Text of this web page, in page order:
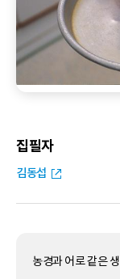
집필자
김동섭
농경과 어로 같은